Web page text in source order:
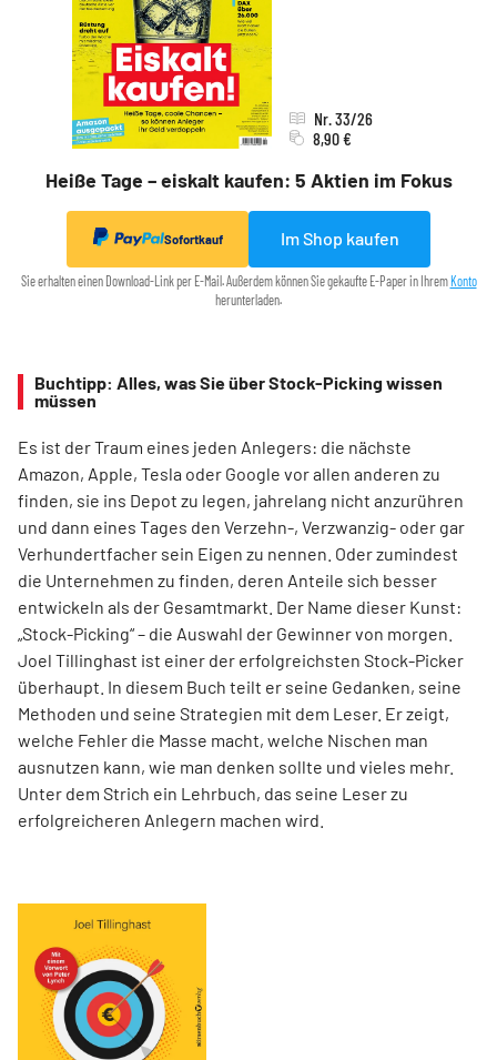
Heiße Tage – eiskalt kaufen: 5 Aktien im Fokus
Nr. 33/26
8,90 €
Sofortkauf Im Shop kaufen
Sie erhalten einen Download-Link per E-Mail. Außerdem können Sie gekaufte E-Paper in IhremKonto
herunterladen.
Buchtipp: Alles, was Sie über Stock-Picking wissen
müssen
Es ist der Traum eines jeden Anlegers: die nächste
Amazon, Apple, Tesla oder Google vor allen anderen zu
finden, sie ins Depot zu legen, jahrelang nicht anzurühren
und dann eines Tages den Verzehn-, Verzwanzig- oder gar
Verhundertfacher sein Eigen zu nennen. Oder zumindest
die Unternehmen zu finden, deren Anteile sich besser
entwickeln als der Gesamtmarkt. Der Name dieser Kunst:
„Stock-Picking“ – die Auswahl der Gewinner von morgen.
Joel Tillinghast ist einer der erfolgreichsten Stock-Picker
überhaupt. In diesem Buch teilt er seine Gedanken, seine
Methoden und seine Strategien mit dem Leser. Er zeigt,
welche Fehler die Masse macht, welche Nischen man
ausnutzen kann, wie man denken sollte und vieles mehr.
Unter dem Strich ein Lehrbuch, das seine Leser zu
erfolgreicheren Anlegern machen wird.